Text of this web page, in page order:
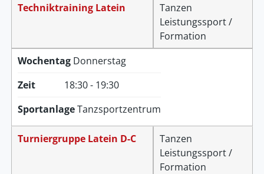
Techniktraining Latein
Tanzen
Leistungssport /
Formation
Wochentag Donnerstag
Zeit
18:30 - 19:30
SportanlageTanzsportzentrum
Turniergruppe Latein D-C
Tanzen
Leistungssport /
Formation